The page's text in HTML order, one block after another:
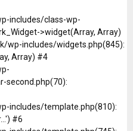
includes/class-wp-
>widget(Array, Array)
wp-includes/widgets.php(845):
Array) #4
second.php(70):
includes/template.php(810):
#6